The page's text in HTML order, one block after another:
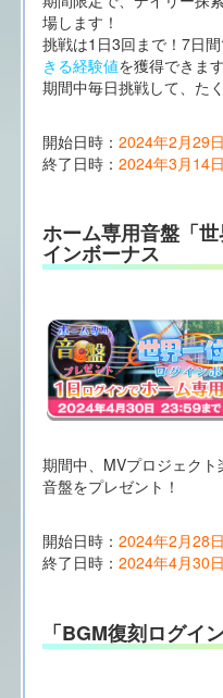
場します！
挑戦は1日3回まで！7日
きる経験値を獲得できま
期間中毎日挑戦して、た
開始日時： 2024年2月29
終了日時： 2024年3月14
ホーム専用音盤「
インボーナス
期間中、MVプロジェクト
音盤をプレゼント！
開始日時： 2024年2月28
終了日時： 2024年4月30
「BGM復刻ログイ